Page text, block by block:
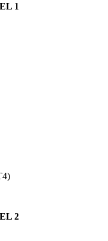
PANEL 1
2